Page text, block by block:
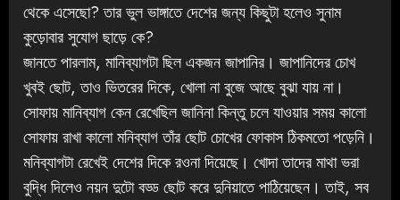
থেকে এসেছো? তার ভুল ভাঙ্গাতে দেশের জন্য কিছুটা হলেও সুনাম
কুড়োবার সুযোগ ছাড়ে কে?
জানতে পারলাম, মানিব্যাগটা ছিল একজন জাপানির। জাপানিদের চোখ
খুবই ছোট, তাও ভিতরের দিকে, খোলা না বুজে আছে বুঝা যায় না।
সোফায় মানিব্যাগ কেন রেখেছিল জানিনা কিন্তু চলে যাওয়ার সময় কালো
সোফায় রাখা কালো মনিব্যাগ তাঁর ছোট চোখের ফোকাস ঠিকমতো পড়েনি।
মনিব্যাগটা রেখেই দেশের দিকে রওনা দিয়েছে। খোদা তাদের মাথা ভরা
বুদ্ধি দিলেও নয়ন দুটো বড্ড ছোট করে দুনিয়াতে পাঠিয়েছেন। তাই, সব